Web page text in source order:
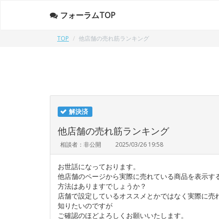
フォーラムTOP
TOP 他店舗の売れ筋ランキング
解決済
他店舗の売れ筋ランキング
相談者：非公開 2025/03/26 19:58
お世話になっております。
他店舗のページから実際に売れている商品を表示す
方法はありますでしょうか？
店舗で設定しているオススメとかではなく実際に売
知りたいのですが
ご確認のほどよろしくお願いいたします。